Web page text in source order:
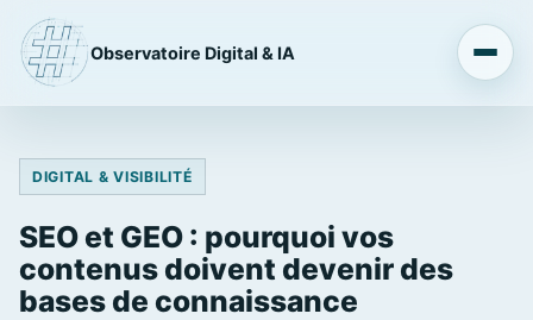
Observatoire Digital & IA
DIGITAL & VISIBILITÉ
SEO et GEO : pourquoi vos
contenus doivent devenir des
bases de connaissance